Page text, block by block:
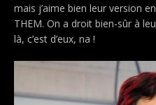
mais j’aime bien leur version
THEM. On a droit bien-sûr à
là, c’est d’eux, na !